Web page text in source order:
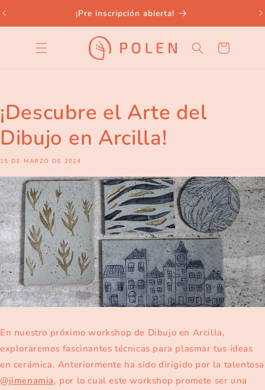
directamente
al contenido
¡Pre inscripción abierta!
Carrito
¡Descubre el Arte del
Dibujo en Arcilla!
15 DE MARZO DE 2024
En nuestro próximo workshop de Dibujo en Arcilla,
exploraremos fascinantes técnicas para plasmar tus ideas
en cerámica. Anteriormente ha sido dirigido por la talentosa
@jimenamia, por lo cual este workshop promete ser una